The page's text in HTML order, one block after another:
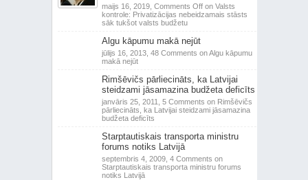
maijs 16, 2019, Comments Offon Valsts
kontrole: Privatizācijas nebeidzamais stāsts
sāk tukšot valsts budžetu
Algu kāpumu makā nejūt
jūlijs 16, 2013, 48 Comments on Algu kāpumu
makā nejūt
Rimšēvičs pārliecināts, ka Latvijai
steidzami jāsamazina budžeta deficīts
janvāris 25, 2011, 5 Comments on Rimšēvičs
pārliecināts, ka Latvijai steidzami jāsamazina
budžeta deficīts
Starptautiskais transporta ministru
forums notiks Latvijā
septembris 4, 2009, 4 Comments on
Starptautiskais transporta ministru forums
notiks Latvijā